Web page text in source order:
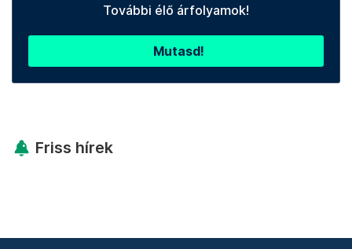
További élő árfolyamok!
Mutasd!
Friss hírek